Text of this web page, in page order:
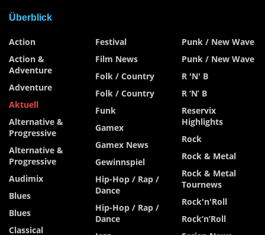
Überblick
Action
Action &
Adventure
Adventure
Aktuell
Alternative &
Progressive
Alternative &
Progressive
Audimix
Blues
Blues
Classical
Festival
Film News
Folk / Country
Folk / Country
Funk
Gamex
Gamex News
Gewinnspiel
Hip-Hop / Rap /
Dance
Hip-Hop / Rap /
Dance
Punk / New Wave
Punk / New Wave
R 'n' B
R ‘n’ B
Reservix
Highlights
Rock
Rock & Metal
Rock & Metal
Tournews
Rock'n'Roll
Rock’n’Roll